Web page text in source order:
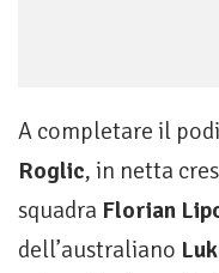
A completare il
Roglic, in netta
squadra Florian
dell’australiano